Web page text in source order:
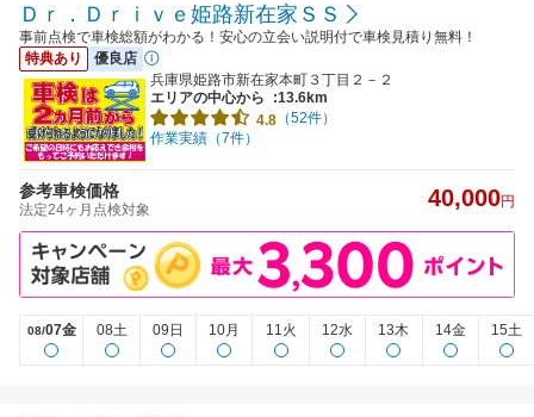
Ｄｒ．Ｄｒｉｖｅ姫路新在家ＳＳ
事前点検で車検総額がわかる！安心の立会い説明付で車検見積り無料！
特典あり
優良店
兵庫県姫路市新在家本町３丁目２－２
エリアの中心から
:13.6km
4.8 （52件）
作業実績（7件）
参考車検価格
法定24ヶ月点検対象 40,000円
08/07金 08土 09日 10月 11火 12水 13木 14金 15土